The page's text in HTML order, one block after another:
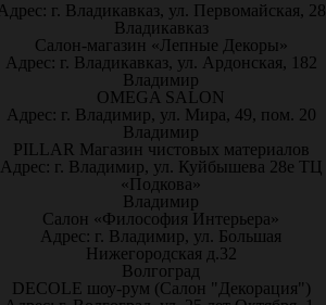
г. Владикавказ, ул. Первомайская, 28
Владикавказ
Салон-магазин «Лепные Декоры»
Адрес: г. Владикавказ, ул. Ардонская, 182
Владимир
OMEGA SALON
Адрес: г. Владимир, ул. Мира, 49, пом. 20
Владимир
PILLAR Магазин чистовых материалов
Адрес: г. Владимир, ул. Куйбышева 28е ТЦ
«Подкова»
Владимир
Салон «Философия Интерьера»
Адрес: г. Владимир, ул. Большая
Нижегородская д.32
Волгоград
DECOLE шоу-рум (Салон "Декорация")